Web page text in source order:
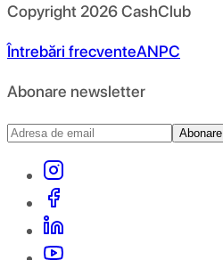
Copyright 2026CashClub
Întrebări frecventeANPC
Abonare newsletter
Abonare